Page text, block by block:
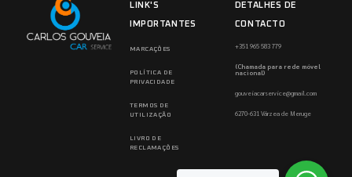
LINK'S
IMPORTANTES
MARCAÇÕES
POLÍTICA DE
PRIVACIDADE
TERMOS DE
UTILIZAÇÃO
LIVRO DE
RECLAMAÇÕES
DETALHES DE
CONTACTO
+351 965 583 779
(Chamada para rede móvel
nacional)
gouveiacarservice@gmail.com
6270-631 Várzea de Meruge